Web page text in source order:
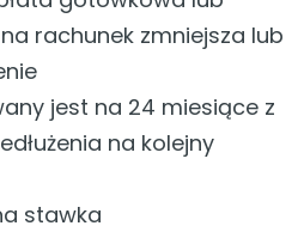
rachunek zmniejsza lub
jest na 24 miesiące z
na kolejny
stawka